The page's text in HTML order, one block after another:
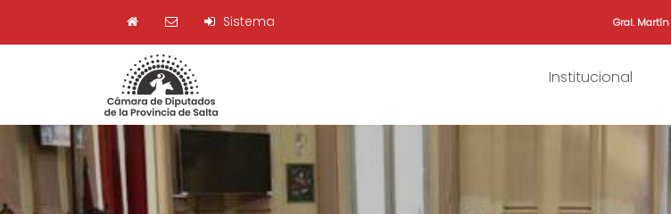
Sistema Gral.
Institucional